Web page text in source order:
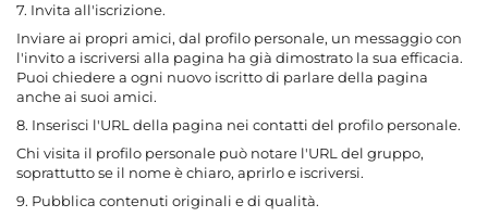
7. Invita all'iscrizione.
Inviare ai propri amici, dal profilo personale, un messaggio con
l'invito a iscriversi alla pagina ha già dimostrato la sua efficacia.
Puoi chiedere a ogni nuovo iscritto di parlare della pagina
anche ai suoi amici.
8. Inserisci l'URL della pagina nei contatti del profilo personale.
Chi visita il profilo personale può notare l'URL del gruppo,
soprattutto se il nome è chiaro, aprirlo e iscriversi.
9. Pubblica contenuti originali e di qualità.